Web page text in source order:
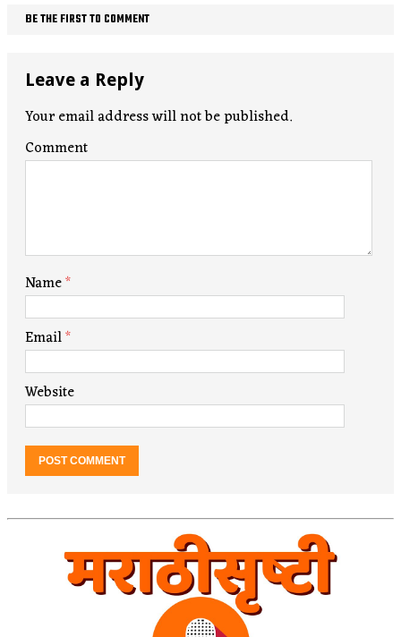
BE THE FIRST TO COMMENT
Leave a Reply
Your email address will not be published.
Comment
Name*
Email*
Website